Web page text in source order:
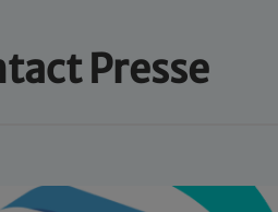
Presse